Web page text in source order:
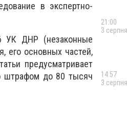
в экспертно-
УК ДНР (незаконные
его основных частей,
предусматривает
штрафом до 80 тысяч
21:00
3 серпня
14:57
3 серпня